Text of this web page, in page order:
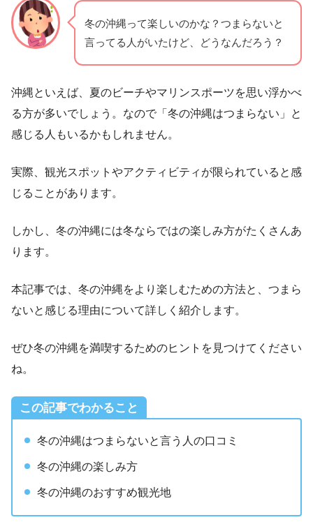
冬の沖縄って楽しいのかな？つまらないと
言ってる人がいたけど、どうなんだろう？
沖縄といえば、夏のビーチやマリンスポーツを思い浮かべ
る方が多いでしょう。なので「冬の沖縄はつまらない」と
感じる人もいるかもしれません。
実際、観光スポットやアクティビティが限られていると感
じることがあります。
しかし、冬の沖縄には冬ならではの楽しみ方がたくさんあ
ります。
本記事では、冬の沖縄をより楽しむための方法と、つまら
ないと感じる理由について詳しく紹介します。
ぜひ冬の沖縄を満喫するためのヒントを見つけてください
ね。
この記事でわかること
冬の沖縄はつまらないと言う人の口コミ
冬の沖縄の楽しみ方
冬の沖縄のおすすめ観光地